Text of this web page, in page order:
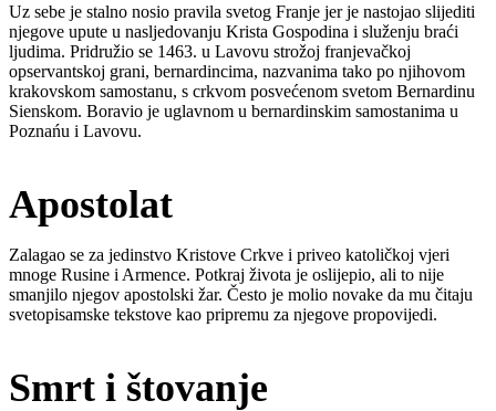
Uz sebe je stalno nosio pravila svetog Franje jer je nastojao slijediti
njegove upute u nasljedovanju Krista Gospodina i služenju braći
ljudima. Pridružio se 1463. u Lavovu strožoj franjevačkoj
opservantskoj grani, bernardincima, nazvanima tako po njihovom
krakovskom samostanu, s crkvom posvećenom svetom Bernardinu
Sienskom. Boravio je uglavnom u bernardinskim samostanima u
Poznańu i Lavovu.
Apostolat
Zalagao se za jedinstvo Kristove Crkve i priveo katoličkoj vjeri
mnoge Rusine i Armence. Potkraj života je oslijepio, ali to nije
smanjilo njegov apostolski žar. Često je molio novake da mu čitaju
svetopisamske tekstove kao pripremu za njegove propovijedi.
Smrt i štovanje